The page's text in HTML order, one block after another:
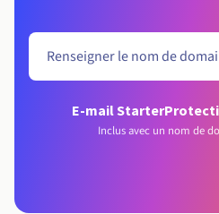
E-mail Starter
Inclus avec un nom de